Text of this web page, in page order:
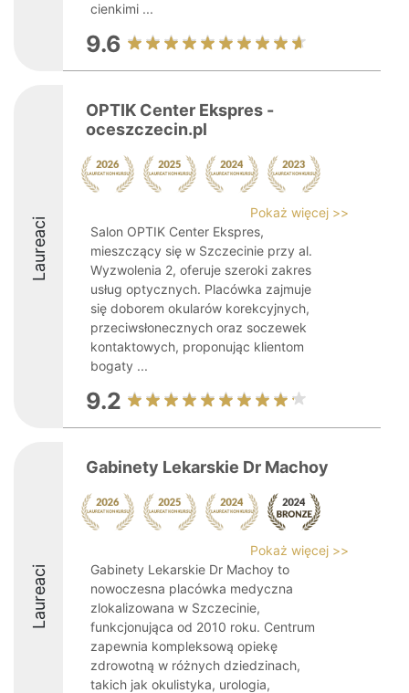
cienkimi ...
9.6
Laureaci
OPTIK Center Ekspres -
oceszczecin.pl
Pokaż więcej >>
Salon OPTIK Center Ekspres,
mieszczący się w Szczecinie przy al.
Wyzwolenia 2, oferuje szeroki zakres
usług optycznych. Placówka zajmuje
się doborem okularów korekcyjnych,
przeciwsłonecznych oraz soczewek
kontaktowych, proponując klientom
bogaty ...
9.2
Laureaci
Gabinety Lekarskie Dr Machoy
Pokaż więcej >>
Gabinety Lekarskie Dr Machoy to
nowoczesna placówka medyczna
zlokalizowana w Szczecinie,
funkcjonująca od 2010 roku. Centrum
zapewnia kompleksową opiekę
zdrowotną w różnych dziedzinach,
takich jak okulistyka, urologia,